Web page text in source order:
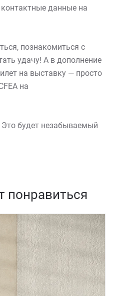
контактные данные на
познакомиться с
удачу! А в дополнение
на выставку — просто
на
будет незабываемый
понравиться